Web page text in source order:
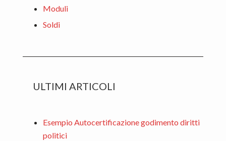
Moduli
Soldi
ULTIMI ARTICOLI
Esempio Autocertificazione godimento diritti
politici